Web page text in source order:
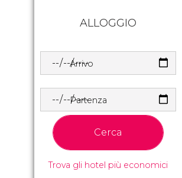
ALLOGGIO
Arrivo
Partenza
Cerca
Trova gli hotel più economici